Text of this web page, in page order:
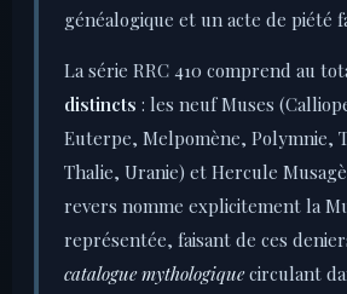
généalogique et un acte de piété
La série RRC 410 comprend au
distincts : les neuf Muses
Euterpe, Melpomène, Polymnie,
Thalie, Uranie) et Hercule
revers nomme explicitement la
représentée, faisant de ces
catalogue mythologiquecirculant